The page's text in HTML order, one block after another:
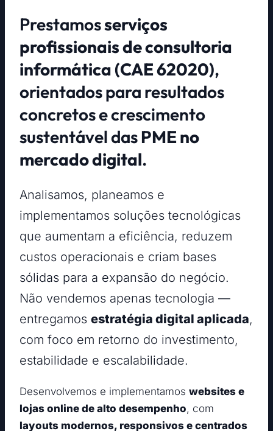
Prestamosserviços
profissionais de consultoria
informática (CAE 62020),
orientados para resultados
concretos e crescimento
sustentável dasPME no
mercado digital.
Analisamos, planeamos e
implementamos soluções tecnológicas
que aumentam a eficiência, reduzem
custos operacionais e criam bases
sólidas para a expansão do negócio.
Não vendemos apenas tecnologia —
entregamos estratégia digital aplicada,
com foco em retorno do investimento,
estabilidade e escalabilidade.
Desenvolvemos e implementamos websites e
lojas online de alto desempenho, com
layouts modernos, responsivos e centrados